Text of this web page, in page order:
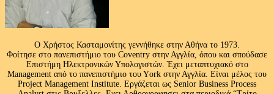
Ο Χρήστος Κασταμονίτης γεννήθηκε στην Αθήνα το 1973.
Φοίτησε στο πανεπιστήμιο του Coventry στην Αγγλία, όπου και σπούδασε
Επιστήμη Ηλεκτρονικών Υπολογιστών. Έχει μεταπτυχιακό στο
Management από το πανεπιστήμιο του Υork στην Αγγλία. Είναι μέλος του
Project Management Institute. Εργάζεται ως Senior Business Process